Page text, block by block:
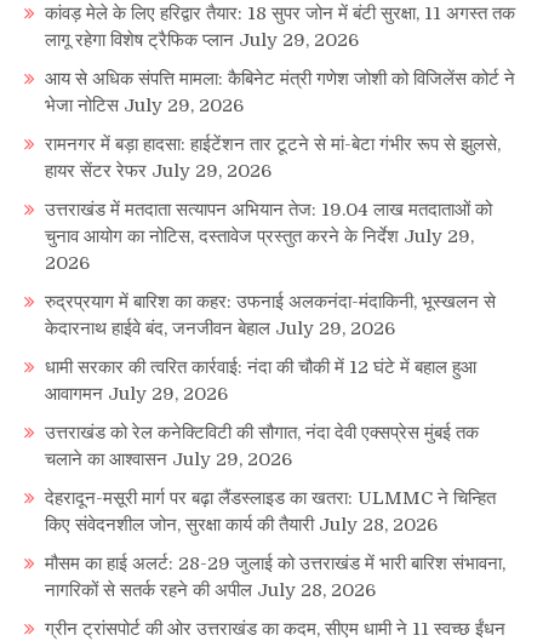
कांवड़ मेले के लिए हरिद्वार तैयार: 18 सुपर जोन में बंटी सुरक्षा, 11 अगस्त तक
लागू रहेगा विशेष ट्रैफिक प्लान July 29, 2026
आय से अधिक संपत्ति मामला: कैबिनेट मंत्री गणेश जोशी को विजिलेंस कोर्ट ने
भेजा नोटिस July 29, 2026
रामनगर में बड़ा हादसा: हाईटेंशन तार टूटने से मां-बेटा गंभीर रूप से झुलसे,
हायर सेंटर रेफर July 29, 2026
उत्तराखंड में मतदाता सत्यापन अभियान तेज: 19.04 लाख मतदाताओं को
चुनाव आयोग का नोटिस, दस्तावेज प्रस्तुत करने के निर्देश July 29,
2026
रुद्रप्रयाग में बारिश का कहर: उफनाई अलकनंदा-मंदाकिनी, भूस्खलन से
केदारनाथ हाईवे बंद, जनजीवन बेहाल July 29, 2026
धामी सरकार की त्वरित कार्रवाई: नंदा की चौकी में 12 घंटे में बहाल हुआ
आवागमन July 29, 2026
उत्तराखंड को रेल कनेक्टिविटी की सौगात, नंदा देवी एक्सप्रेस मुंबई तक
चलाने का आश्वासन July 29, 2026
देहरादून-मसूरी मार्ग पर बढ़ा लैंडस्लाइड का खतरा: ULMMC ने चिन्हित
किए संवेदनशील जोन, सुरक्षा कार्य की तैयारी July 28, 2026
मौसम का हाई अलर्ट: 28-29 जुलाई को उत्तराखंड में भारी बारिश संभावना,
नागरिकों से सतर्क रहने की अपील July 28, 2026
ग्रीन ट्रांसपोर्ट की ओर उत्तराखंड का कदम, सीएम धामी ने 11 स्वच्छ ईंधन